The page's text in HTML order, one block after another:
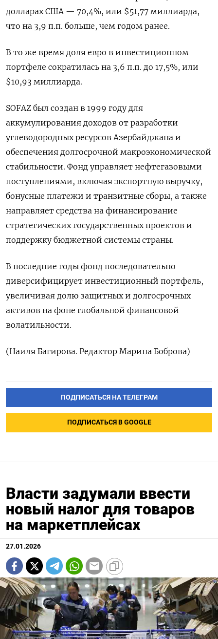
долларах США — 70,4%, ‍или $51,77 миллиарда,
что на 3,9 п.п. ‌больше, чем годом ранее.
В то же время доля евро в инвестиционном
портфеле сократилась на 3,6 п.п. до 17,5%, или
$10,93 миллиарда.
SOFAZ был создан в 1999 году для
аккумулирования доходов от разработки
углеводородных ресурсов Азербайджана и
обеспечения долгосрочной макроэкономической
‍стабильности. Фонд управляет нефтегазовыми
‍поступлениями, включая экспортную выручку,
бонусные платежи и транзитные сборы, а также
направляет средства на ‍финансирование
стратегических государственных проектов и
поддержку бюджетной системы страны.
В последние годы фонд последовательно
диверсифицирует инвестиционный портфель,
увеличивая долю защитных ⁠и долгосрочных
активов на фоне глобальной финансовой
волатильности.
(Наиля Багирова. Редактор Марина Боброва)
ПОДПИСАТЬСЯ НА ТЕЛЕГРАМ
ПОДПИСАТЬСЯ В GOOGLE
Власти задумали ввести
новый налог для товаров
на маркетплейсах
27.01.2026